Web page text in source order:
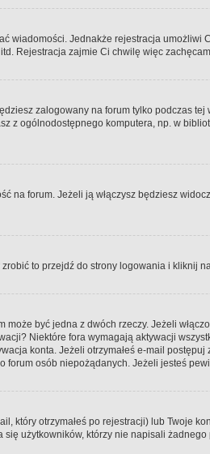
wiadomości. Jednakże rejestracja
Rejestracja zajmie Ci chwilę więc
zalogowany na forum tylko podczas
z ogólnodostępnego komputera, np. w
na forum. Jeżeli ją włączysz będziesz
zrobić to przejdź do strony logowania i kliknij
być jedna z dwóch rzeczy. Jeżeli
Niektóre fora wymagają aktywacji
konta. Jeżeli otrzymałeś e-mail
forum osób niepożądanych. Jeżeli jesteś
który otrzymałeś po rejestracji) lub Twoje
użytkowników, którzy nie napisali